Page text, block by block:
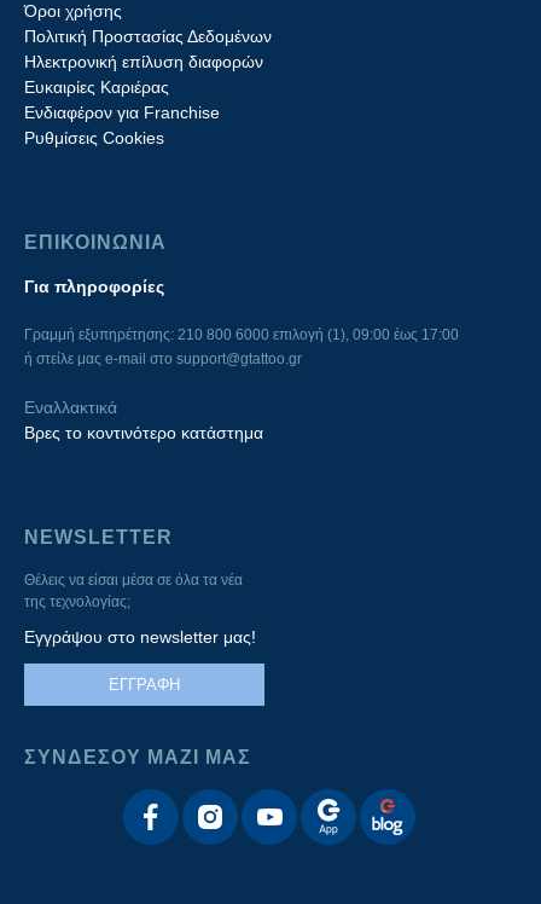
Όροι χρήσης
Πολιτική Προστασίας Δεδομένων
Ηλεκτρονική επίλυση διαφορών
Ευκαιρίες Καριέρας
Ενδιαφέρον για Franchise
Ρυθμίσεις Cookies
ΕΠΙΚΟΙΝΩΝΙΑ
Για πληροφορίες
Γραμμή εξυπηρέτησης: 210 800 6000 επιλογή (1), 09:00 έως 17:00
ή στείλε μας e-mail στο support@gtattoo.gr
Εναλλακτικά
Βρες το κοντινότερο κατάστημα
NEWSLETTER
Θέλεις να είσαι μέσα σε όλα τα νέα
της τεχνολογίας;
Εγγράψου στο newsletter μας!
ΕΓΓΡΑΦΗ
ΣΥΝΔΕΣΟΥ ΜΑΖΙ ΜΑΣ